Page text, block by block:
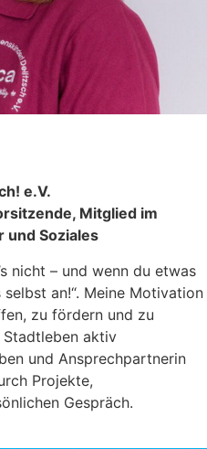
e.V.
Mitglied im
und Soziales
nicht – und wenn du etwas
an!“. Meine Motivation
zu fördern und zu
aktiv
und Ansprechpartnerin
Projekte,
Gespräch.